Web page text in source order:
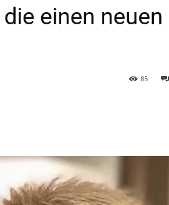
einen neuen
85